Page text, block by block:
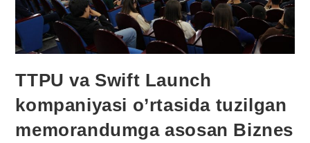
TTPU va Swift Launch
kompaniyasi o’rtasida tuzilgan
memorandumga asosan Biznes